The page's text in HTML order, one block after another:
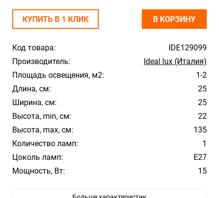
Код товара:
IDE129099
Производитель:
Ideal lux (Италия)
Площадь освещения, м2:
1-2
Длина, см:
25
Ширина, см:
25
Высота, min, см:
22
Высота, max, см:
135
Количество ламп:
1
Цоколь ламп:
Е27
Мощность, Вт:
15
КУПИТЬ В 1 КЛИК В КОРЗИНУ